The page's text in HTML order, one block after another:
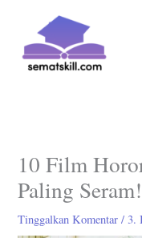
konten
10 Film
Paling Seram!
Tinggalkan Komentar / 3.